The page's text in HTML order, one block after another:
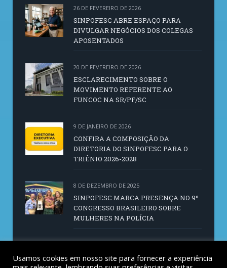
26 DE FEVEREIRO DE 2026
SINPOFESC ABRE ESPAÇO PARA
DIVULGAR NEGÓCIOS DOS COLEGAS
APOSENTADOS
20 DE FEVEREIRO DE 2026
ESCLARECIMENTO SOBRE O
MOVIMENTO REFERENTE AO
FUNCOC NA SR/PF/SC
9 DE JANEIRO DE 2026
CONFIRA A COMPOSIÇÃO DA
DIRETORIA DO SINPOFESC PARA O
TRIÊNIO 2026-2028
8 DE DEZEMBRO DE 2025
SINPOFESC MARCA PRESENÇA NO 9º
CONGRESSO BRASILEIRO SOBRE
MULHERES NA POLÍCIA
SINPOFESC CONVOCA AGE PARA 21 DE
Usamos cookies em nosso site para fornecer a experiência